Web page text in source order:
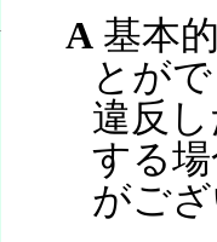
A 基本
とが
違反
する
がご